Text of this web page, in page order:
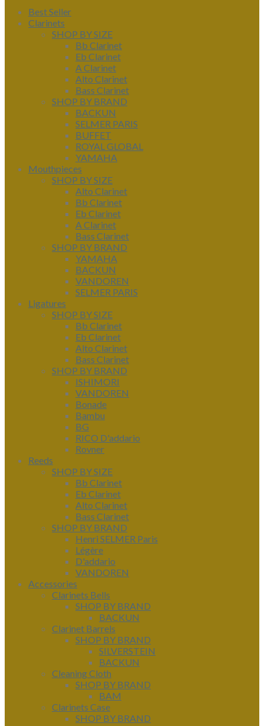
Best Seller
Clarinets
SHOP BY SIZE
Bb Clarinet
Eb Clarinet
A Clarinet
Alto Clarinet
Bass Clarinet
SHOP BY BRAND
BACKUN
SELMER PARIS
BUFFET
ROYAL GLOBAL
YAMAHA
Mouthpieces
SHOP BY SIZE
Alto Clarinet
Bb Clarinet
Eb Clarinet
A Clarinet
Bass Clarinet
SHOP BY BRAND
YAMAHA
BACKUN
VANDOREN
SELMER PARIS
Ligatures
SHOP BY SIZE
Bb Clarinet
Eb Clarinet
Alto Clarinet
Bass Clarinet
SHOP BY BRAND
ISHIMORI
VANDOREN
Bonade
Bambu
BG
RICO D'addario
Rovner
Reeds
SHOP BY SIZE
Bb Clarinet
Eb Clarinet
Alto Clarinet
Bass Clarinet
SHOP BY BRAND
Henri SELMER Paris
Légère
D'addario
VANDOREN
Accessories
Clarinets Bells
SHOP BY BRAND
BACKUN
Clarinet Barrels
SHOP BY BRAND
SILVERSTEIN
BACKUN
Cleaning Cloth
SHOP BY BRAND
BAM
Clarinets Case
SHOP BY BRAND